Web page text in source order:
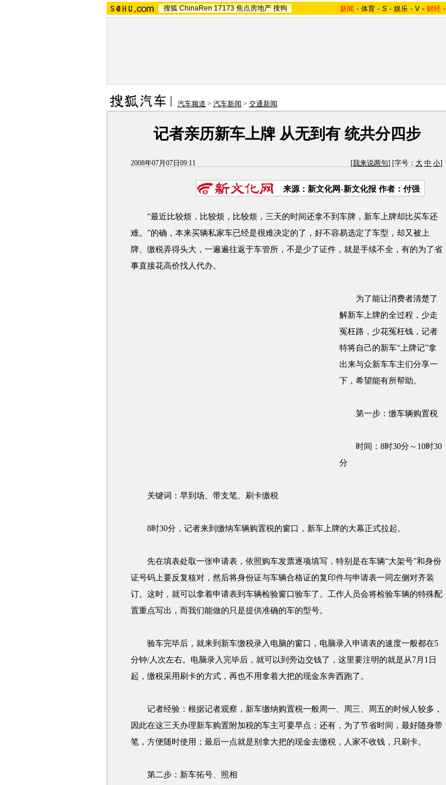
搜狐 ChinaRen 17173 焦点房地产 搜狗 新闻 - 体育 - S - 娱乐 - V - 财经 -
汽车频道 > 汽车新闻 > 交通新闻
记者亲历新车上牌 从无到有 统共分四步
2008年07月07日09:11 [我来说两句] [字号： 大 中 小]
来源：新文化网-新文化报 作者：付强
“最近比较烦，比较烦，比较烦，三天的时间还拿不到车牌，新车上牌却比买车还
难。”的确，本来买辆私家车已经是很难决定的了，好不容易选定了车型，却又被上
牌、缴税弄得头大，一遍遍往返于车管所，不是少了证件，就是手续不全，有的为了省
事直接花高价找人代办。
为了能让消费者清楚了
解新车上牌的全过程，少走
冤枉路，少花冤枉钱，记者
特将自己的新车“上牌记”拿
出来与众新车车主们分享一
下，希望能有所帮助。
第一步：缴车辆购置税
时间：8时30分～10时30
分
关键词：早到场、带支笔、刷卡缴税
8时30分，记者来到缴纳车辆购置税的窗口，新车上牌的大幕正式拉起。
先在填表处取一张申请表，依照购车发票逐项填写，特别是在车辆“大架号”和身份
证号码上要反复核对，然后将身份证与车辆合格证的复印件与申请表一同左侧对齐装
订。这时，就可以拿着申请表到车辆检验窗口验车了。工作人员会将检验车辆的特殊配
置重点写出，而我们能做的只是提供准确的车的型号。
验车完毕后，就来到新车缴税录入电脑的窗口，电脑录入申请表的速度一般都在5
分钟/人次左右。电脑录入完毕后，就可以到旁边交钱了，这里要注明的就是从7月1日
起，缴税采用刷卡的方式，再也不用拿着大把的现金东奔西跑了。
记者经验：根据记者观察，新车缴纳购置税一般周一、周三、周五的时候人较多，
因此在这三天办理新车购置附加税的车主可要早点；还有，为了节省时间，最好随身带
笔，方便随时使用；最后一点就是别拿大把的现金去缴税，人家不收钱，只刷卡。
第二步：新车拓号、照相